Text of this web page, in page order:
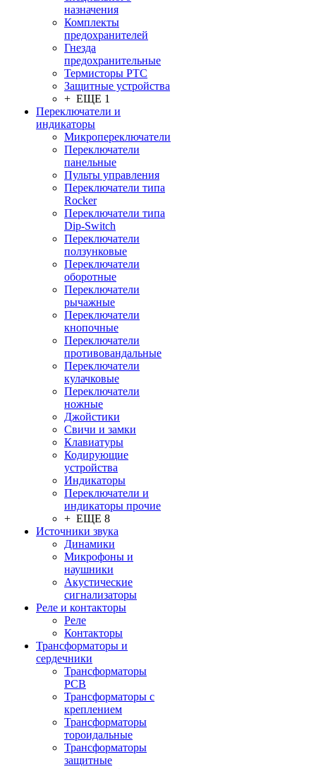
назначения
Комплекты
предохранителей
Гнезда
предохранительные
Термисторы PTC
Защитные устройства
+ ЕЩЕ 1
Переключатели и
индикаторы
Микропереключатели
Переключатели
панельные
Пульты управления
Переключатели типа
Rocker
Переключатели типа
Dip-Switch
Переключатели
ползунковые
Переключатели
оборотные
Переключатели
рычажные
Переключатели
кнопочные
Переключатели
противовандальные
Переключатели
кулачковые
Переключатели
ножные
Джойстики
Свичи и замки
Клавиатуры
Кодирующие
устройства
Индикаторы
Переключатели и
индикаторы прочие
+ ЕЩЕ 8
Источники звука
Динамики
Микрофоны и
наушники
Акустические
сигнализаторы
Реле и контакторы
Реле
Контакторы
Трансформаторы и
сердечники
Трансформаторы
PCB
Трансформаторы с
креплением
Трансформаторы
тороидальные
Трансформаторы
защитные